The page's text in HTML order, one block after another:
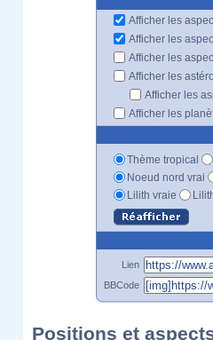
Afficher les
Afficher les
Afficher les
Afficher les
Afficher les
Afficher les
Thème tropical
Noeud nord vrai
Lilith vraie
Lien
BBCode
Positions et